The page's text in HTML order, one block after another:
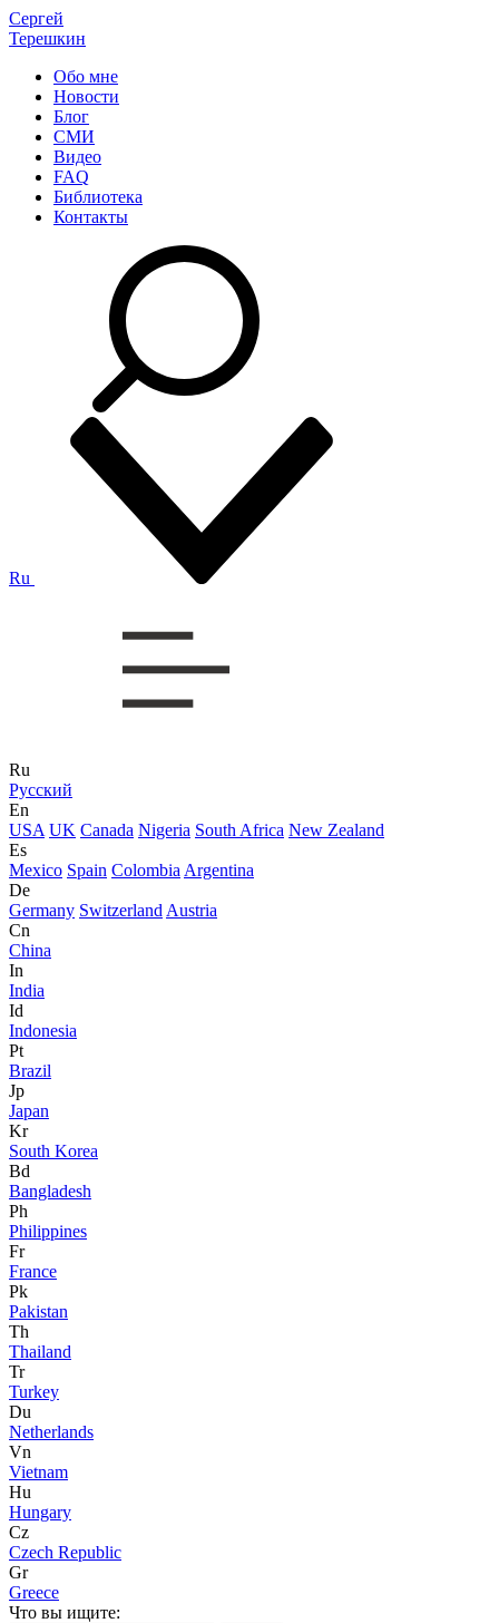
Сергей
Терешкин
Обо мне
Новости
Блог
СМИ
Видео
FAQ
Библиотека
Контакты
Ru
Ru
Русский
En
USA UK Canada Nigeria South Africa New Zealand
Es
Mexico Spain Colombia Argentina
De
Germany Switzerland Austria
Cn
China
In
India
Id
Indonesia
Pt
Brazil
Jp
Japan
Kr
South Korea
Bd
Bangladesh
Ph
Philippines
Fr
France
Pk
Pakistan
Th
Thailand
Tr
Turkey
Du
Netherlands
Vn
Vietnam
Hu
Hungary
Cz
Czech Republic
Gr
Greece
Что вы ищите: